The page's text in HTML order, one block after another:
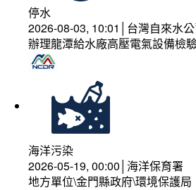
停水
2026-08-03, 10:01│台灣自來水
辦理龍潭給水廠高壓電氣設備檢
海洋污染
2026-05-19, 00:00│海洋保育署
地方單位\金門縣政府\環境保護